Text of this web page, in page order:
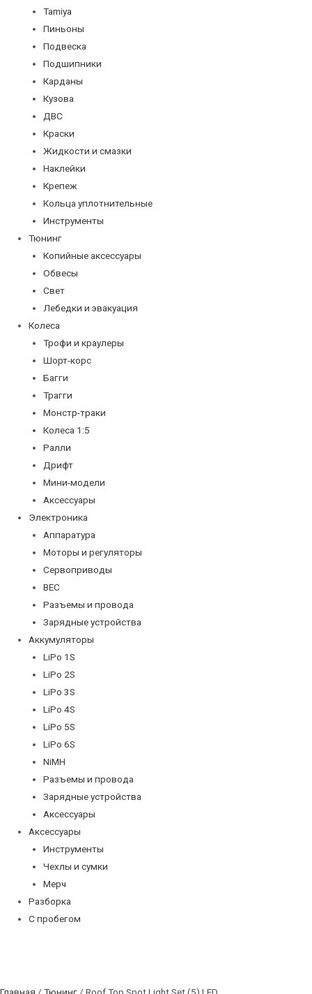
Tamiya
Пиньоны
Подвеска
Подшипники
Карданы
Кузова
ДВС
Краски
Жидкости и смазки
Наклейки
Крепеж
Кольца уплотнительные
Инструменты
Тюнинг
Копийные аксессуары
Обвесы
Свет
Лебедки и эвакуация
Колеса
Трофи и краулеры
Шорт-корс
Багги
Трагги
Монстр-траки
Колеса 1:5
Ралли
Дрифт
Мини-модели
Аксессуары
Электроника
Аппаратура
Моторы и регуляторы
Сервоприводы
BEC
Разъемы и провода
Зарядные устройства
Аккумуляторы
LiPo 1S
LiPo 2S
LiPo 3S
LiPo 4S
LiPo 5S
LiPo 6S
NiMH
Разъемы и провода
Зарядные устройства
Аксессуары
Аксессуары
Инструменты
Чехлы и сумки
Мерч
Разборка
С пробегом
Главная / Тюнинг / Roof Top Spot Light Set (5) LED